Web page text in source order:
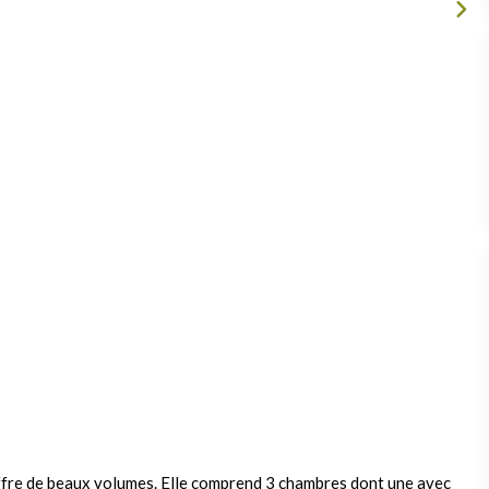
de beaux volumes. Elle comprend 3 chambres dont une avec